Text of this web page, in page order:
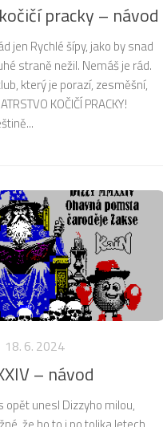
pracky – návod
jen Rychlé šípy, jako by snad
straně nežil. Nemáš je rád.
který je porazí, zesměšní,
KOČIČÍ PRACKY!
18. 6. 2024
– návod
opět unesl Dizzyho milou,